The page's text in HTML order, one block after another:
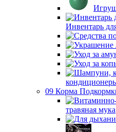
Инвентарь
09 Корма
травяная мука